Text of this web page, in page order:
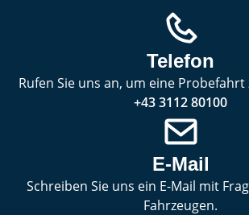
Telefon
Rufen Sie uns an, um eine
+43 3112 80100
E-Mail
Schreiben Sie uns ein E-Mail mit
Fahrzeugen.